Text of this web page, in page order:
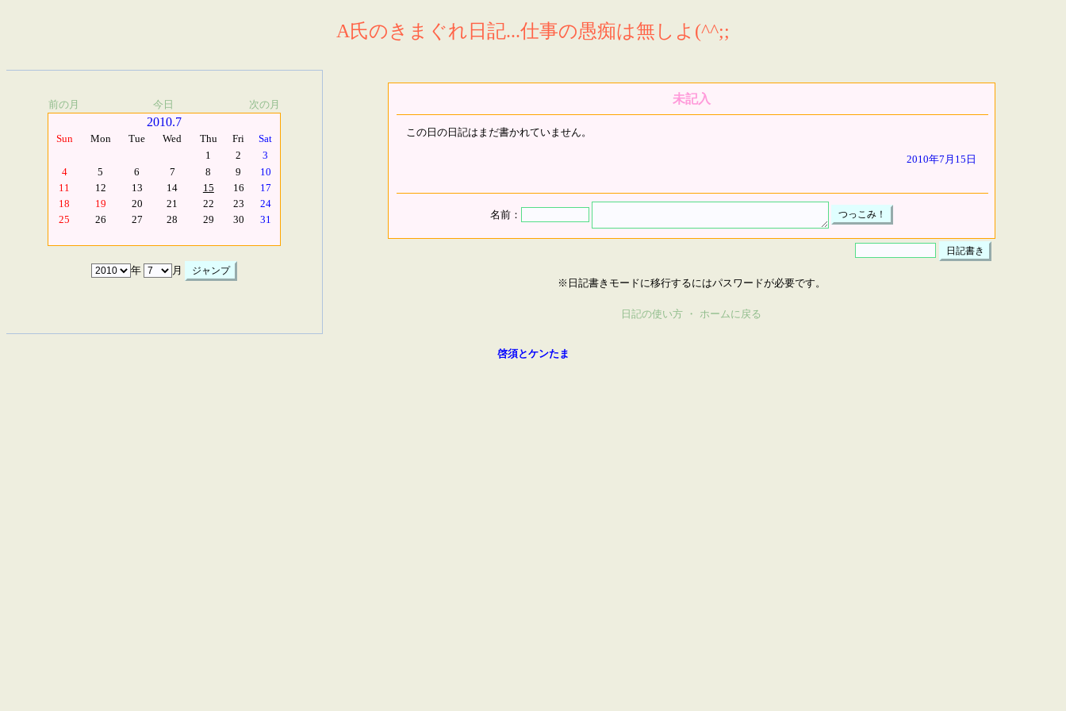
A氏のきまぐれ日記...仕事の愚痴は無しよ(^^;;
前の月 今日 次の月
2010.7
Sun Mon Tue Wed Thu Fri
Sat
1
2
3
4
5 6 7 8 9
10
11
12 13 14 15 16
17
18
19 20 21 22 23
24
25
26 27 28 29 30 31
年 月
未記入
この日の日記はまだ書かれていません。
2010年7月15日
名前：
※日記書きモードに移行するにはパスワードが必要です。
日記の使い方 ・ ホームに戻る
啓須とケンたま